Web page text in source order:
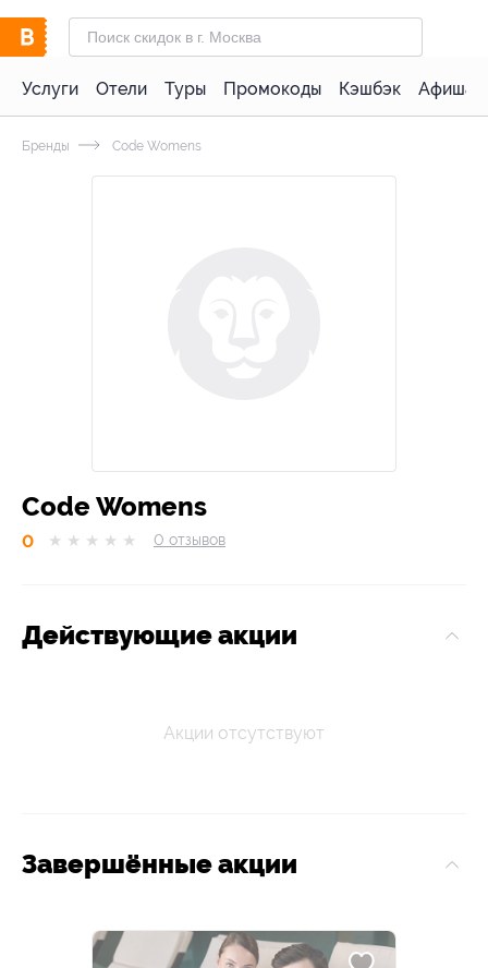
Услуги Отели Туры Промокоды Кэшбэк Афиша
Бренды Code Womens
Code Womens
0 ★ ★ ★ ★ ★ 0 отзывов
Действующие акции
Акции отсутствуют
Завершённые акции